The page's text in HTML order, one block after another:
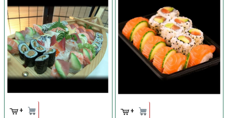
+ +